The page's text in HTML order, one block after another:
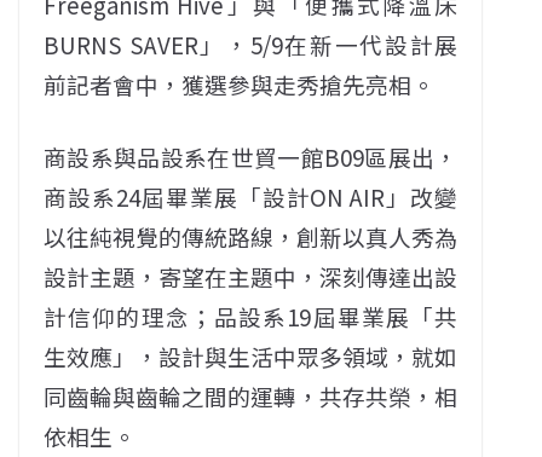
BURNS SAVER」，5/9在新一代設計展
前記者會中，獲選參與走秀搶先亮相。
商設系與品設系在世貿一館B09區展出，
商設系24屆畢業展「設計ON AIR」改變
以往純視覺的傳統路線，創新以真人秀為
設計主題，寄望在主題中，深刻傳達出設
計信仰的理念；品設系19屆畢業展「共
生效應」，設計與生活中眾多領域，就如
同齒輪與齒輪之間的運轉，共存共榮，相
依相生。